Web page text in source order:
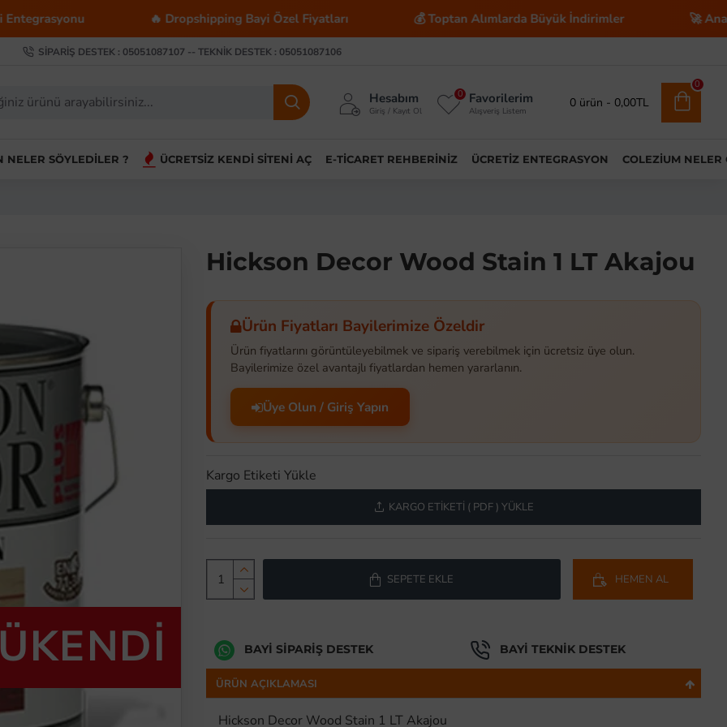
🔥 Dropshipping Bayi Özel Fiyatları 💰 Toptan Alımlarda Büyük İndirimler 🚀 Anahtar Teslim
SIPARIŞ DESTEK : 05051087107 -- TEKNIK DESTEK : 05051087106
Hesabım
Giriş / Kayıt Ol
Favorilerim
Alışveriş Listem
0
0 ürün - 0,00TL
0
NELER SÖYLEDILER ? ÜCRETSIZ KENDI SITENI AÇ E-TICARET REHBERINIZ ÜCRETIZ ENTEGRASYON COLEZIUM NELER
Hickson Decor Wood Stain 1 LT Akajou
Ürün Fiyatları Bayilerimize Özeldir
Ürün fiyatlarını görüntüleyebilmek ve sipariş verebilmek için ücretsiz üye olun.
Bayilerimize özel avantajlı fiyatlardan hemen yararlanın.
Üye Olun / Giriş Yapın
Kargo Etiketi Yükle
KARGO ETIKETI ( PDF ) YÜKLE
SEPETE EKLE HEMEN AL
BAYI SIPARIŞ DESTEK BAYI TEKNIK DESTEK
ÜRÜN AÇIKLAMASI
Hickson Decor Wood Stain 1 LT Akajou